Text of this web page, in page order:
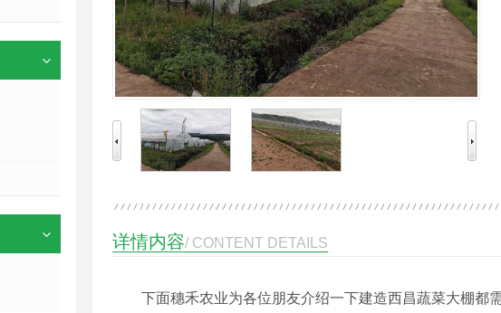
四川镀锌管件 成都蔬菜温室大棚工程 成都蔬菜温室大棚搭建
详情内容/ CONTENT DETAILS
下面穗禾农业为各位朋友介绍一下建造西昌蔬菜大棚都